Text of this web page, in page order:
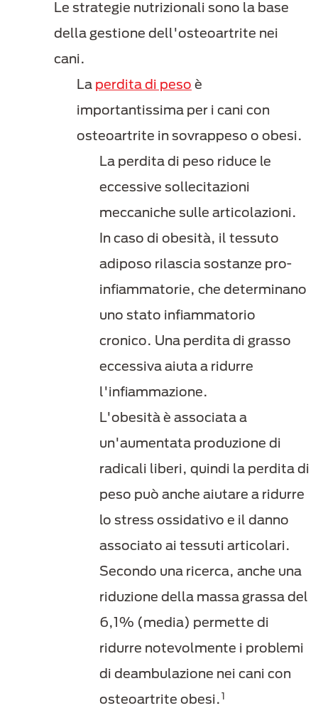
Le strategie nutrizionali sono la base
della gestione dell'osteoartrite nei
cani.
La perdita di peso è
importantissima per i cani con
osteoartrite in sovrappeso o obesi.
La perdita di peso riduce le
eccessive sollecitazioni
meccaniche sulle articolazioni.
In caso di obesità, il tessuto
adiposo rilascia sostanze pro-
infiammatorie, che determinano
uno stato infiammatorio
cronico. Una perdita di grasso
eccessiva aiuta a ridurre
l'infiammazione.
L'obesità è associata a
un'aumentata produzione di
radicali liberi, quindi la perdita di
peso può anche aiutare a ridurre
lo stress ossidativo e il danno
associato ai tessuti articolari.
Secondo una ricerca, anche una
riduzione della massa grassa del
6,1% (media) permette di
ridurre notevolmente i problemi
di deambulazione nei cani con
osteoartrite obesi.1